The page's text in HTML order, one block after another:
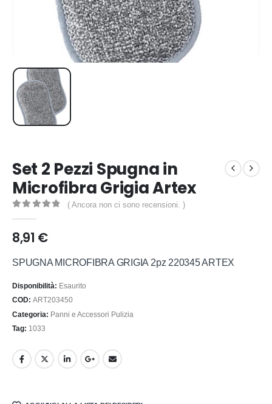
Set 2 Pezzi Spugna in
Microfibra Grigia Artex
( Ancora non ci sono recensioni. )
8,91 €
SPUGNA MICROFIBRA GRIGIA 2pz 220345 ARTEX
Disponibilità: Esaurito
COD: ART203450
Categoria: Panni e Accessori Pulizia
Tag: 1033